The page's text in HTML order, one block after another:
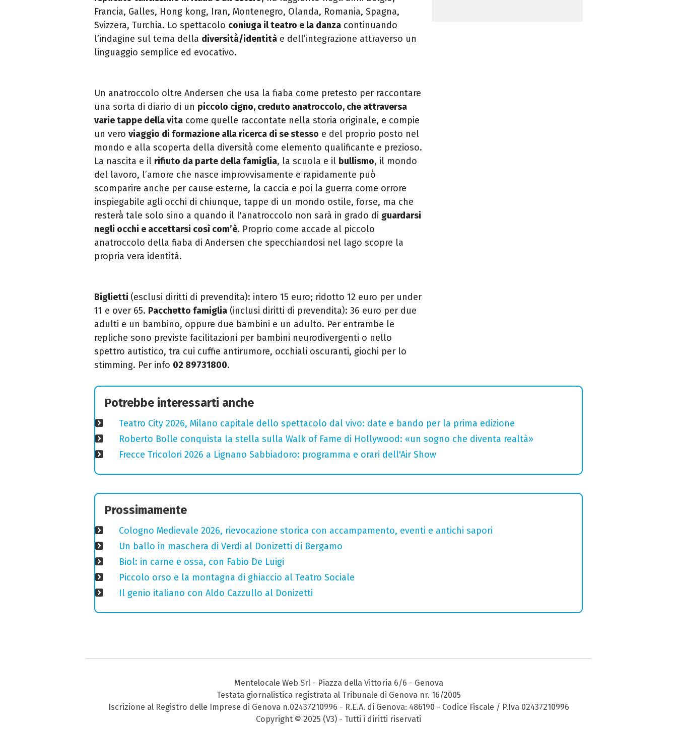
Francia, Galles, Hong kong, Iran, Montenegro, Olanda, Romania, Spagna,
Svizzera, Turchia. Lo spettacolo coniuga il teatro e la danza continuando
l’indagine sul tema della diversità̀/identità e dell’integrazione attraverso un
linguaggio semplice ed evocativo.
Un anatroccolo oltre Andersen che usa la fiaba come pretesto per raccontare
una sorta di diario di un piccolo cigno, creduto anatroccolo, che attraversa
varie tappe della vita come quelle raccontate nella storia originale, e compie
un vero viaggio di formazione alla ricerca di se stesso e del proprio posto nel
mondo e alla scoperta della diversità̀ come elemento qualificante e prezioso.
La nascita e il rifiuto da parte della famiglia, la scuola e il bullismo, il mondo
del lavoro, l’amore che nasce improvvisamente e rapidamente può̀
scomparire anche per cause esterne, la caccia e poi la guerra come orrore
inspiegabile agli occhi di chiunque, tappe di un mondo ostile, forse, ma che
resterà̀ tale solo sino a quando il l'anatroccolo non sarà in grado di guardarsi
negli occhi e accettarsi così com’è. Proprio come accade al piccolo
anatroccolo della fiaba di Andersen che specchiandosi nel lago scopre la
propria vera identità.
Biglietti (esclusi diritti di prevendita): intero 15 euro; ridotto 12 euro per under
11 e over 65. Pacchetto famiglia (inclusi diritti di prevendita): 36 euro per due
adulti e un bambino, oppure due bambini e un adulto. Per entrambe le
repliche sono previste facilitazioni per bambini neurodivergenti o nello
spettro autistico, tra cui cuffie antirumore, occhiali oscuranti, giochi per lo
stimming. Per info 02 89731800.
Potrebbe interessarti anche
Teatro City 2026, Milano capitale dello spettacolo dal vivo: date e bando per la prima edizione
Roberto Bolle conquista la stella sulla Walk of Fame di Hollywood: «un sogno che diventa realtà»
Frecce Tricolori 2026 a Lignano Sabbiadoro: programma e orari dell'Air Show
Prossimamente
Cologno Medievale 2026, rievocazione storica con accampamento, eventi e antichi sapori
Un ballo in maschera di Verdi al Donizetti di Bergamo
Biol: in carne e ossa, con Fabio De Luigi
Piccolo orso e la montagna di ghiaccio al Teatro Sociale
Il genio italiano con Aldo Cazzullo al Donizetti
Mentelocale Web Srl - Piazza della Vittoria 6/6 - Genova
Testata giornalistica registrata al Tribunale di Genova nr. 16/2005
Iscrizione al Registro delle Imprese di Genova n.02437210996 - R.E.A. di Genova: 486190 - Codice Fiscale / P.Iva 02437210996
Copyright © 2025 (V3) - Tutti i diritti riservati